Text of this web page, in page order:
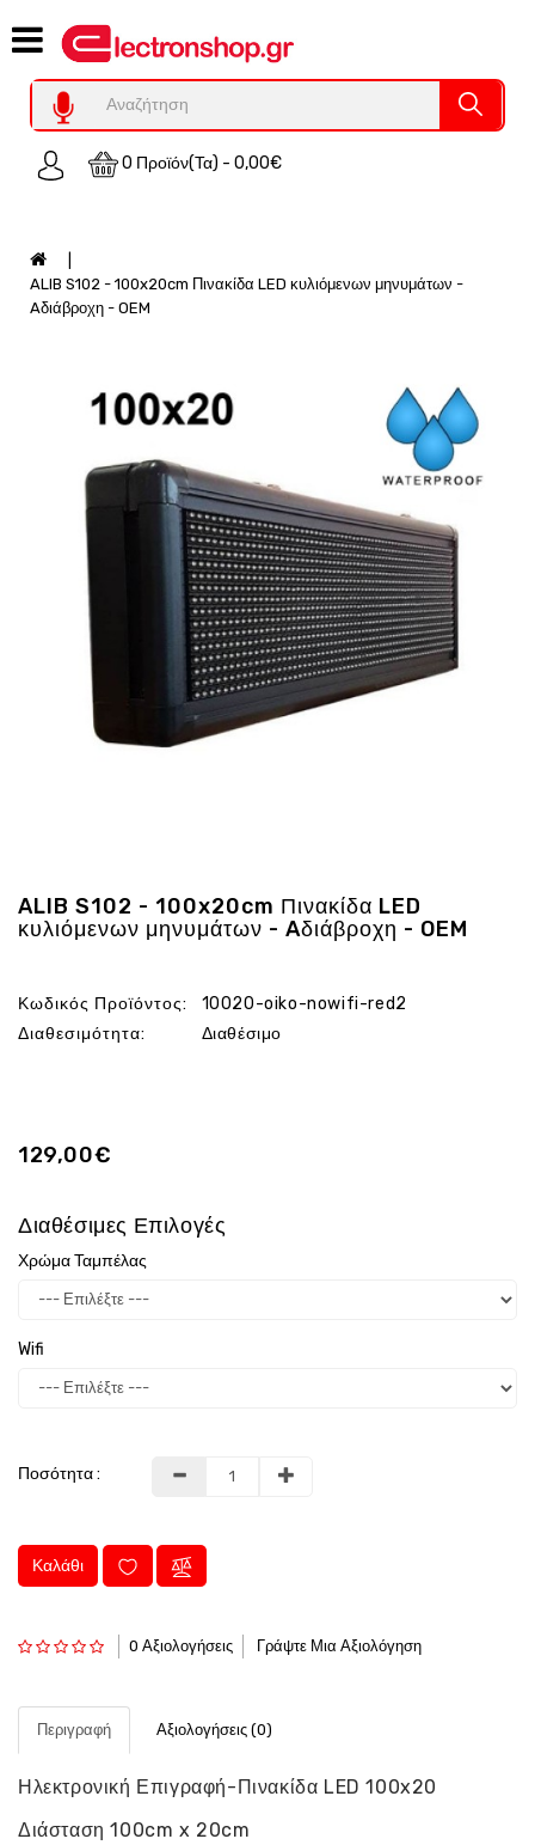
0 Προϊόν(τα) - 0,00€
Category
Υπολογιστες
REFURBISHED
Χειριστήρια
Auto
Παρακολούθηση
Τεχνολογία
Φωτοβολταικά-
Ενέργεια
Gadgets
LED
ALIB S102 - 100x20cm Πινακίδα LED κυλιόμενων μηνυμάτων -
Aδιάβροχη - OEM
ALIB S102 - 100x20cm Πινακίδα LED
κυλιόμενων μηνυμάτων - Aδιάβροχη - OEM
Κωδικός Προϊόντος:
10020-oiko-nowifi-red2
Διαθεσιμότητα:
Διαθέσιμο
129,00€
Διαθέσιμες Επιλογές
Χρώμα Ταμπέλας
Wifi
Ποσότητα :
Καλάθι
0 Αξιολογήσεις Γράψτε Μια Αξιολόγηση
Περιγραφή Αξιολογήσεις (0)
Ηλεκτρονική Επιγραφή-Πινακίδα LED 100x20
Διάσταση 100cm x 20cm